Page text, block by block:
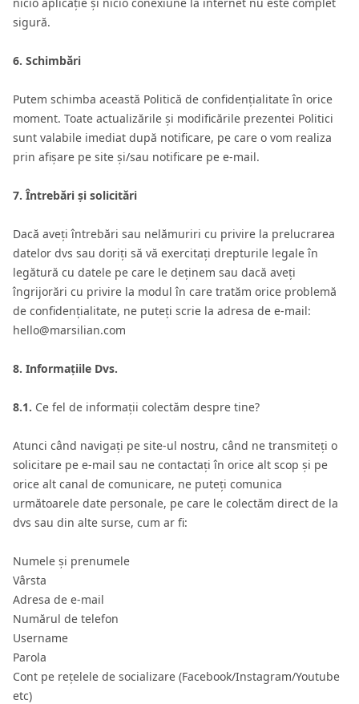
sigură.
6. Schimbări
Putem schimba această Politică de confidențialitate în orice
moment. Toate actualizările și modificările prezentei Politici
sunt valabile imediat după notificare, pe care o vom realiza
prin afișare pe site și/sau notificare pe e-mail.
7. Întrebări și solicitări
Dacă aveți întrebări sau nelămuriri cu privire la prelucrarea
datelor dvs sau doriți să vă exercitați drepturile legale în
legătură cu datele pe care le deținem sau dacă aveți
îngrijorări cu privire la modul în care tratăm orice problemă
de confidențialitate, ne puteți scrie la adresa de e-mail:
hello@marsilian.com
8. Informațiile Dvs.
8.1. Ce fel de informații colectăm despre tine?
Atunci când navigați pe site-ul nostru, când ne transmiteți o
solicitare pe e-mail sau ne contactați în orice alt scop și pe
orice alt canal de comunicare, ne puteți comunica
următoarele date personale, pe care le colectăm direct de la
dvs sau din alte surse, cum ar fi:
Numele și prenumele
Vârsta
Adresa de e-mail
Numărul de telefon
Username
Parola
Cont pe rețelele de socializare (Facebook/Instagram/Youtube
etc)